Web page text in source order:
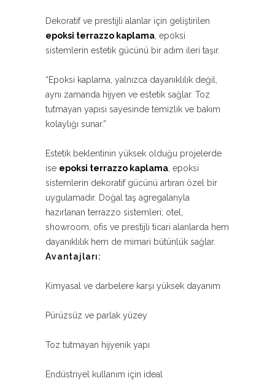
Dekoratif ve prestijli alanlar için geliştirilen
epoksi terrazzo kaplama, epoksi
sistemlerin estetik gücünü bir adım ileri taşır.
“Epoksi kaplama, yalnızca dayanıklılık değil,
aynı zamanda hijyen ve estetik sağlar. Toz
tutmayan yapısı sayesinde temizlik ve bakım
kolaylığı sunar.”
Estetik beklentinin yüksek olduğu projelerde
ise epoksi terrazzo kaplama, epoksi
sistemlerin dekoratif gücünü artıran özel bir
uygulamadır. Doğal taş agregalarıyla
hazırlanan terrazzo sistemleri; otel,
showroom, ofis ve prestijli ticari alanlarda hem
dayanıklılık hem de mimari bütünlük sağlar.
Avantajları:
Kimyasal ve darbelere karşı yüksek dayanım
Pürüzsüz ve parlak yüzey
Toz tutmayan hijyenik yapı
Endüstriyel kullanım için ideal